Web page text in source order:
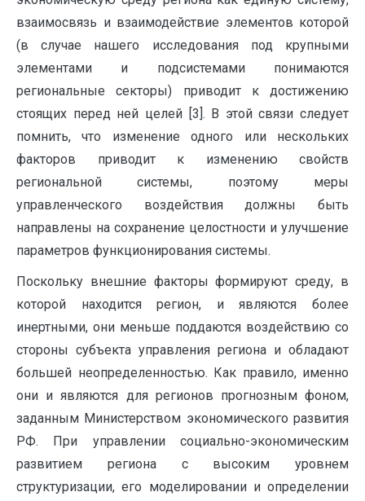
взаимосвязь и взаимодействие элементов которой
(в случае нашего исследования под крупными
элементами и подсистемами понимаются
региональные секторы) приводит к достижению
стоящих перед ней целей [3]. В этой связи следует
помнить, что изменение одного или нескольких
факторов приводит к изменению свойств
региональной системы, поэтому меры
управленческого воздействия должны быть
направлены на сохранение целостности и улучшение
параметров функционирования системы.
Поскольку внешние факторы формируют среду, в
которой находится регион, и являются более
инертными, они меньше поддаются воздействию со
стороны субъекта управления региона и обладают
большей неопределенностью. Как правило, именно
они и являются для регионов прогнозным фоном,
заданным Министерством экономического развития
РФ. При управлении социально-экономическим
развитием региона с высоким уровнем
структуризации, его моделировании и определении